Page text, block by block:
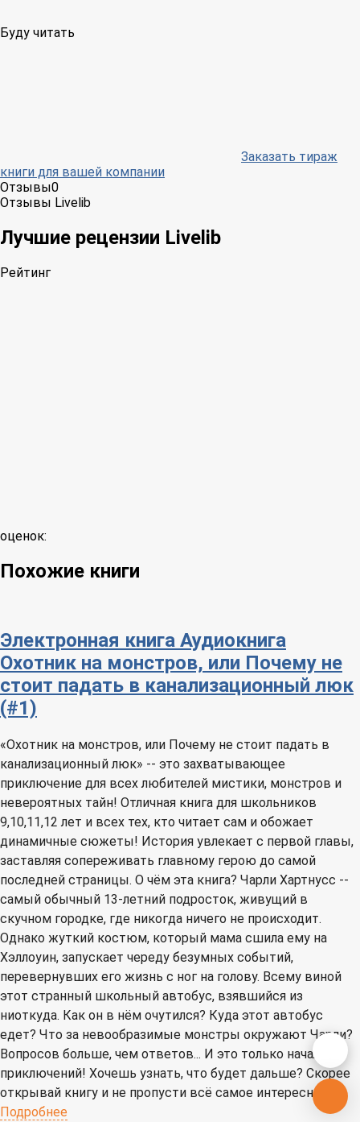
Буду читать
Заказать тираж
книги для вашей компании
Отзывы0
Отзывы Livelib
Лучшие рецензии Livelib
Рейтинг
оценок:
Похожие книги
Электронная книга Аудиокнига
Охотник на монстров, или Почему не
стоит падать в канализационный люк
(#1)
«Охотник на монстров, или Почему не стоит падать в
канализационный люк» -- это захватывающее
приключение для всех любителей мистики, монстров и
невероятных тайн! Отличная книга для школьников
9,10,11,12 лет и всех тех, кто читает сам и обожает
динамичные сюжеты! История увлекает с первой главы,
заставляя сопереживать главному герою до самой
последней страницы. О чём эта книга? Чарли Хартнусс --
самый обычный 13-летний подросток, живущий в
скучном городке, где никогда ничего не происходит.
Однако жуткий костюм, который мама сшила ему на
Хэллоуин, запускает череду безумных событий,
перевернувших его жизнь с ног на голову. Всему виной
этот странный школьный автобус, взявшийся из
ниоткуда. Как он в нём очутился? Куда этот автобус
едет? Что за невообразимые монстры окружают Чарли?
Вопросов больше, чем ответов... И это только начало
приключений! Хочешь узнать, что будет дальше? Скорее
открывай книгу и не пропусти всё самое интересное!
Подробнее